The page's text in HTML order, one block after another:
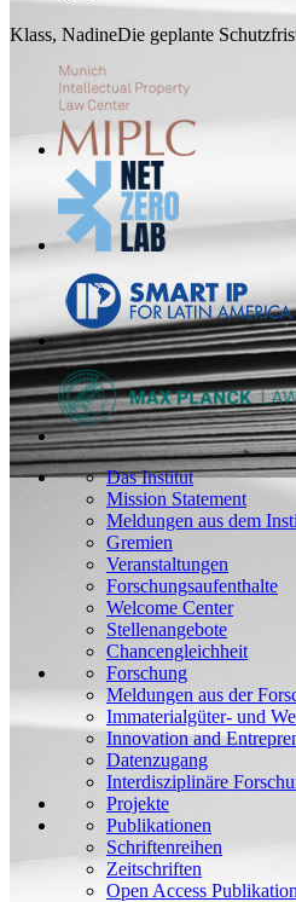
Klass, NadineDie geplante
Das Institut
Mission Statement
Meldungen aus dem
Gremien
Veranstaltungen
Forschungsaufenthalte
Welcome Center
Stellenangebote
Chancengleichheit
Forschung
Meldungen aus der
Immaterialgüter- und
Innovation and
Datenzugang
Interdisziplinäre
Projekte
Publikationen
Schriftenreihen
Zeitschriften
Open Access